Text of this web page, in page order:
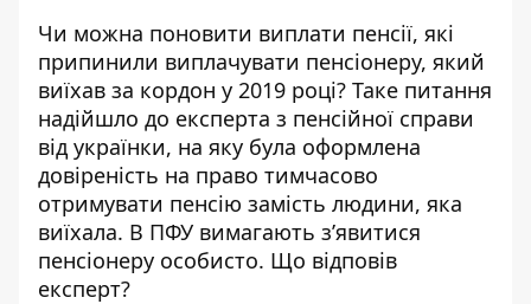
Чи можна поновити виплати пенсії, які
припинили виплачувати пенсіонеру, який
виїхав за кордон у 2019 році? Таке питання
надійшло до експерта з пенсійної справи
від українки, на яку була оформлена
довіреність на право тимчасово
отримувати пенсію замість людини, яка
виїхала. В ПФУ вимагають з’явитися
пенсіонеру особисто. Що відповів
експерт?